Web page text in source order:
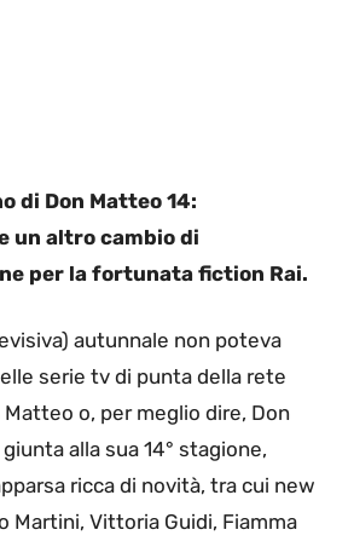
di Don Matteo 14:
un altro cambio di
per la fortunata fiction Rai.
autunnale non poteva
serie tv di punta della rete
Matteo o, per meglio dire, Don
alla sua 14° stagione,
ricca di novità, tra cui new
Martini, Vittoria Guidi, Fiamma